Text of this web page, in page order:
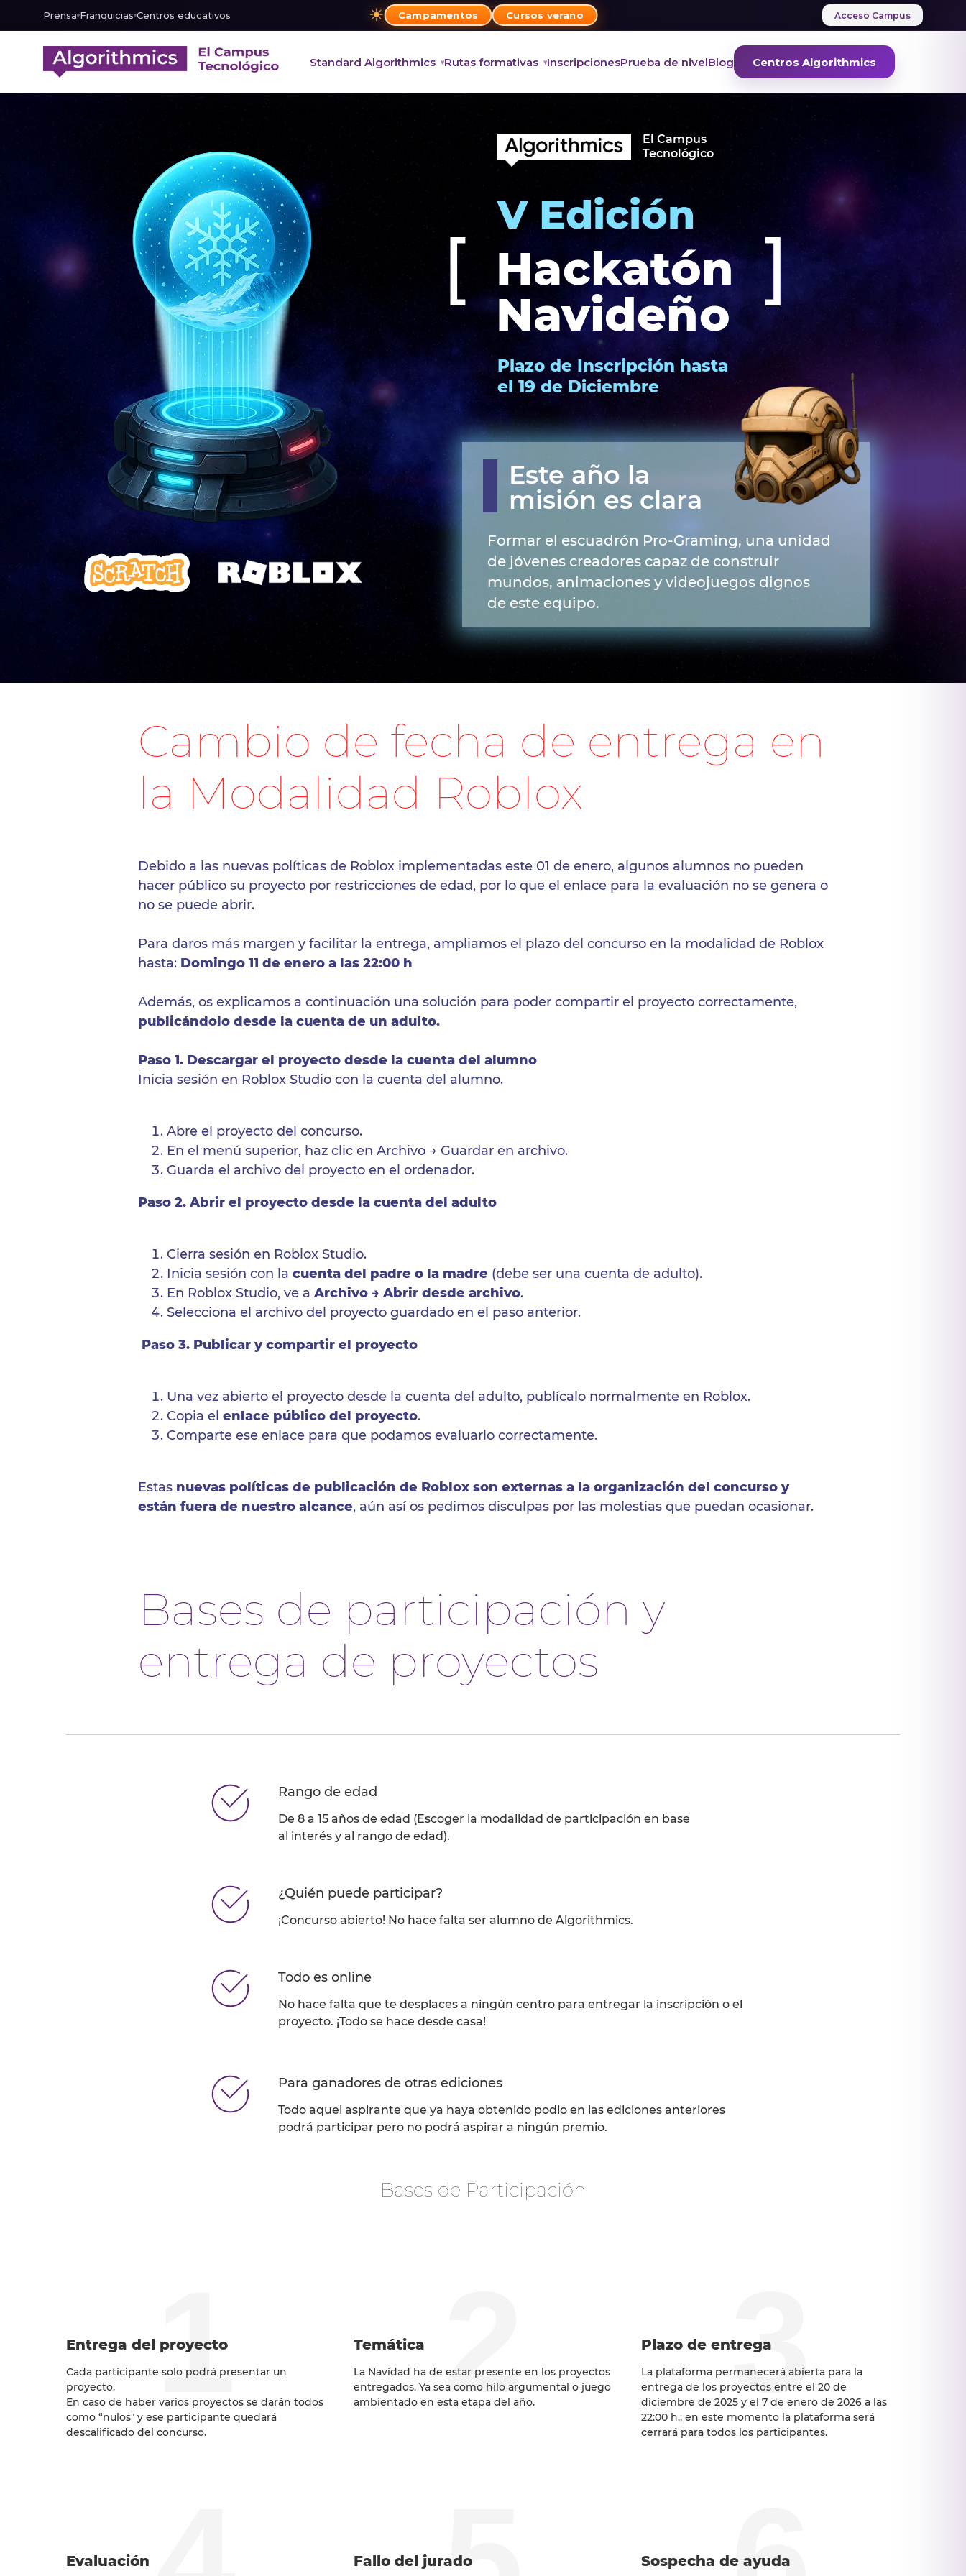
Prensa Franquicias Centros educativos ☀ Campamentos Cursos verano Acceso Campus
Standard Algorithmics Rutas formativas InscripcionesPrueba de nivelBlog Centros Algorithmics
El Campus
Tecnológico
V Edición
Plazo de Inscripción hasta
el 19 de Diciembre
Hackatón
Navideño
[ ]
Este año la
misión es clara
Formar el escuadrón Pro-Graming, una unidad
de jóvenes creadores capaz de construir
mundos, animaciones y videojuegos dignos
de este equipo.
Cambio de fecha de entrega en
la Modalidad Roblox
Debido a las nuevas políticas de Roblox implementadas este 01 de enero, algunos alumnos no pueden
hacer público su proyecto por restricciones de edad, por lo que el enlace para la evaluación no se genera o
no se puede abrir.
Para daros más margen y facilitar la entrega, ampliamos el plazo del concurso en la modalidad de Roblox
hasta: Domingo 11 de enero a las 22:00 h
Además, os explicamos a continuación una solución para poder compartir el proyecto correctamente,
publicándolo desde la cuenta de un adulto.
Paso 1. Descargar el proyecto desde la cuenta del alumno
Inicia sesión en Roblox Studio con la cuenta del alumno.
Abre el proyecto del concurso.
En el menú superior, haz clic en Archivo → Guardar en archivo.
Guarda el archivo del proyecto en el ordenador.
Paso 2. Abrir el proyecto desde la cuenta del adulto
Cierra sesión en Roblox Studio.
Inicia sesión con la cuenta del padre o la madre (debe ser una cuenta de adulto).
En Roblox Studio, ve a Archivo → Abrir desde archivo.
Selecciona el archivo del proyecto guardado en el paso anterior.
Paso 3. Publicar y compartir el proyecto
Una vez abierto el proyecto desde la cuenta del adulto, publícalo normalmente en Roblox.
Copia el enlace público del proyecto.
Comparte ese enlace para que podamos evaluarlo correctamente.
Estas nuevas políticas de publicación de Roblox son externas a la organización del concurso y
están fuera de nuestro alcance, aún así os pedimos disculpas por las molestias que puedan ocasionar.
Bases de participación y
entrega de proyectos
Rango de edad
De 8 a 15 años de edad (Escoger la modalidad de participación en base
al interés y al rango de edad).
¿Quién puede participar?
¡Concurso abierto! No hace falta ser alumno de Algorithmics.
Todo es online
No hace falta que te desplaces a ningún centro para entregar la inscripción o el
proyecto. ¡Todo se hace desde casa!
Para ganadores de otras ediciones
Todo aquel aspirante que ya haya obtenido podio en las ediciones anteriores
podrá participar pero no podrá aspirar a ningún premio.
Bases de Participación
Entrega del proyecto
Cada participante solo podrá presentar un
proyecto.
En caso de haber varios proyectos se darán todos
como “nulos" y ese participante quedará
descalificado del concurso.
1 Temática
La Navidad ha de estar presente en los proyectos
entregados. Ya sea como hilo argumental o juego
ambientado en esta etapa del año.
2 Plazo de entrega
La plataforma permanecerá abierta para la
entrega de los proyectos entre el 20 de
diciembre de 2025 y el 7 de enero de 2026 a las
22:00 h.; en este momento la plataforma será
cerrará para todos los participantes.
3
Evaluación Fallo del jurado Sospecha de ayuda